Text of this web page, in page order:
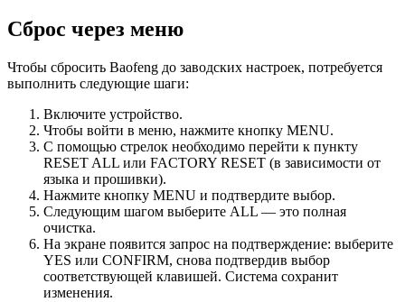
Сброс через меню
Чтобы сбросить Baofeng до заводских настроек, потребуется
выполнить следующие шаги:
Включите устройство.
Чтобы войти в меню, нажмите кнопку MENU.
С помощью стрелок необходимо перейти к пункту
RESET ALL или FACTORY RESET (в зависимости от
языка и прошивки).
Нажмите кнопку MENU и подтвердите выбор.
Следующим шагом выберите ALL — это полная
очистка.
На экране появится запрос на подтверждение: выберите
YES или CONFIRM, снова подтвердив выбор
соответствующей клавишей. Система сохранит
изменения.